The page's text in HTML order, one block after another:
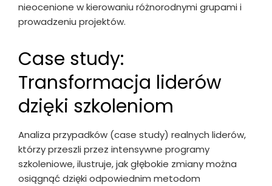
nieocenione w kierowaniu różnorodnymi grupami i
prowadzeniu projektów.
Case study:
Transformacja liderów
dzięki szkoleniom
Analiza przypadków (case study) realnych liderów,
którzy przeszli przez intensywne programy
szkoleniowe, ilustruje, jak głębokie zmiany można
osiągnąć dzięki odpowiednim metodom